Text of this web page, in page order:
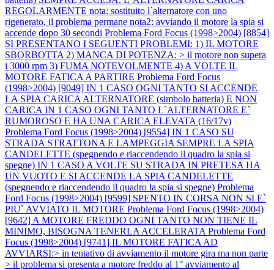
REGOLARMENTE nota: sostituito l`alternatore con uno
rigenerato, il problema permane nota2: avviando il motore la spia si
accende dopo 30 secondi Problema Ford Focus (1998>2004) [8854]
SI PRESENTANO I SEGUENTI PROBLEMI: 1) IL MOTORE
SBORBOTTA 2) MANCA DI POTENZA: > il motore non supera
i 3000 rpm 3) FUMA NOTEVOLMENTE 4) A VOLTE IL
MOTORE FATICA A PARTIRE Problema Ford Focus
(1998>2004) [9049] IN 1 CASO OGNI TANTO SI ACCENDE
LA SPIA CARICA ALTERNATORE (simbolo batteria) E NON
CARICA IN 1 CASO OGNI TANTO L`ALTERNATORE E`
RUMOROSO E HA UNA CARICA ELEVATA (16/17v)
Problema Ford Focus (1998>2004) [9554] IN 1 CASO SU
STRADA STRATTONA E LAMPEGGIA SEMPRE LA SPIA
CANDELETTE (spegnendo e riaccendendo il quadro la spia si
spegne) IN 1 CASO A VOLTE SU STRADA IN PRETESA HA
UN VUOTO E SI ACCENDE LA SPIA CANDELETTE
(spegnendo e riaccendendo il quadro la spia si spegne) Problema
Ford Focus (1998>2004) [9599] SPENTO IN CORSA NON SI E`
PIU` AVVIATO IL MOTORE Problema Ford Focus (1998>2004)
[9642] A MOTORE FREDDO OGNI TANTO NON TIENE IL
MINIMO, BISOGNA TENERLA ACCELERATA Problema Ford
Focus (1998>2004) [9741] IL MOTORE FATICA AD
AVVIARSI:> in tentativo di avviamento il motore gira ma non parte
> il problema si presenta a motore freddo al 1° avviamento al